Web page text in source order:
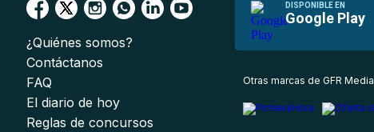
DISPONIBLE EN
Google Play
¿Quiénes somos?
Contáctanos
FAQ
El diario de hoy
Reglas de concursos
Otras marcas de GFR Media